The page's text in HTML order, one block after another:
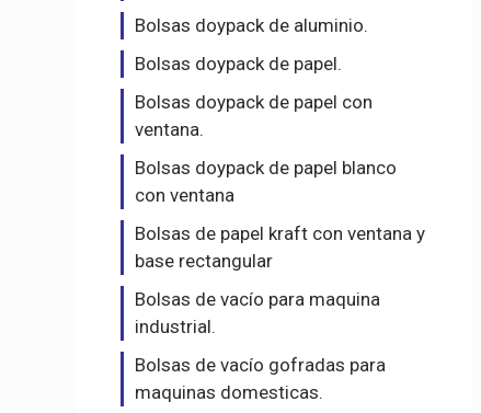
Bolsas doypack de aluminio.
Bolsas doypack de papel.
Bolsas doypack de papel con
ventana.
Bolsas doypack de papel blanco
con ventana
Bolsas de papel kraft con ventana y
base rectangular
Bolsas de vacío para maquina
industrial.
Bolsas de vacío gofradas para
maquinas domesticas.